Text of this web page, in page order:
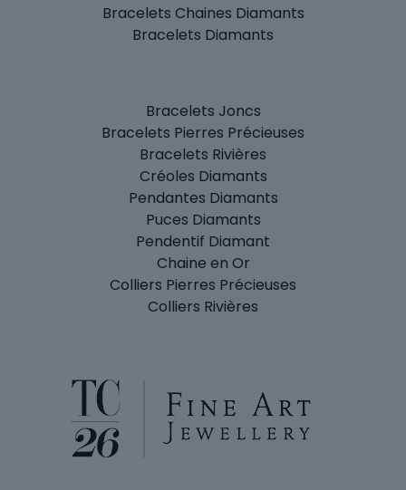
Bracelets Chaines Diamants
Bracelets Diamants
Bracelets Joncs
Bracelets Pierres Précieuses
Bracelets Rivières
Créoles Diamants
Pendantes Diamants
Puces Diamants
Pendentif Diamant
Chaine en Or
Colliers Pierres Précieuses
Colliers Rivières